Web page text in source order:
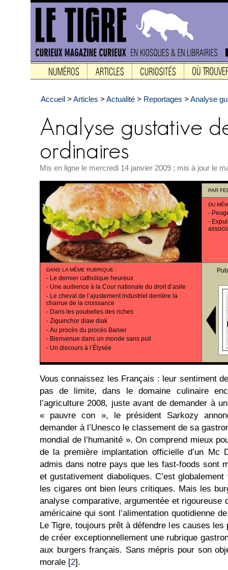
Accueil > Articles > Actualité > Reportages > Analyse
Mis en ligne le mercredi 14 janvier 2009 ; mis à jour le
PAR
DU
-
-
DANS LA MÊME RUBRIQUE :
- Le dernier catholique heureux
- Une audience à la Cour nationale du droit d’asile
- Le cheval de l’ajustement industriel derrière la
charrue de la croissance
- Dans les poubelles des riches
- Ziguinchor diaw diak
- Au procès du procès Banier
- Bienvenue dans un monde sans poil
- Un discours à l’Élysée
Vous connaissez les Français : leur sentiment
pas de limite, dans le domaine culinaire
l’agriculture 2008, juste avant de demander à
« pauvre con », le président Sarkozy
demander à l’Unesco le classement de sa
mondial de l’humanité ». On comprend mieux
de la première implantation officielle d’un Mc
admis dans notre pays que les fast-foods sont
et gustativement diaboliques. C’est
les cigares ont bien leurs critiques. Mais les
analyse comparative, argumentée et rigoureuse
américaine qui sont l’alimentation quotidienne
Le Tigre, toujours prêt à défendre les causes les
de créer exceptionnellement une rubrique
aux burgers français. Sans mépris pour son
morale [2].